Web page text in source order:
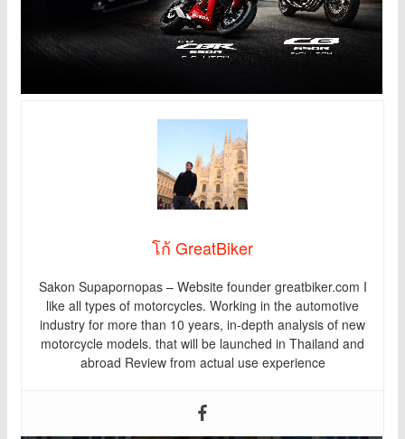
โก้ GreatBiker
Sakon Supapornopas – Website founder greatbiker.com I
like all types of motorcycles. Working in the automotive
industry for more than 10 years, in-depth analysis of new
motorcycle models. that will be launched in Thailand and
abroad Review from actual use experience